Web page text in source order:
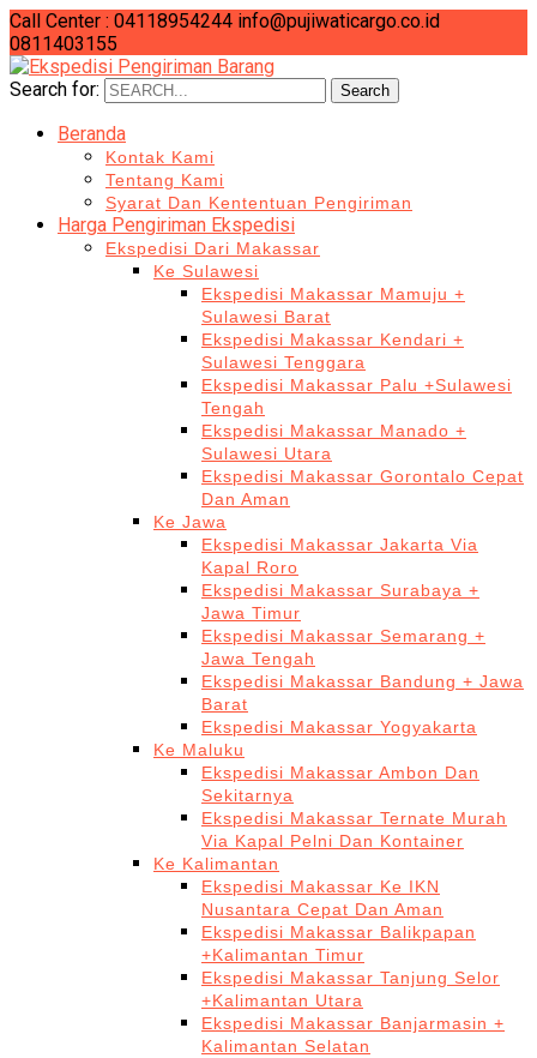
Call Center : 04118954244 info@pujiwaticargo.co.id
0811403155
Search for:
Search
Beranda
Kontak Kami
Tentang Kami
Syarat Dan Kententuan Pengiriman
Harga Pengiriman Ekspedisi
Ekspedisi Dari Makassar
Ke Sulawesi
Ekspedisi Makassar Mamuju +
Sulawesi Barat
Ekspedisi Makassar Kendari +
Sulawesi Tenggara
Ekspedisi Makassar Palu +Sulawesi
Tengah
Ekspedisi Makassar Manado +
Sulawesi Utara
Ekspedisi Makassar Gorontalo Cepat
Dan Aman
Ke Jawa
Ekspedisi Makassar Jakarta Via
Kapal Roro
Ekspedisi Makassar Surabaya +
Jawa Timur
Ekspedisi Makassar Semarang +
Jawa Tengah
Ekspedisi Makassar Bandung + Jawa
Barat
Ekspedisi Makassar Yogyakarta
Ke Maluku
Ekspedisi Makassar Ambon Dan
Sekitarnya
Ekspedisi Makassar Ternate Murah
Via Kapal Pelni Dan Kontainer
Ke Kalimantan
Ekspedisi Makassar Ke IKN
Nusantara Cepat Dan Aman
Ekspedisi Makassar Balikpapan
+Kalimantan Timur
Ekspedisi Makassar Tanjung Selor
+Kalimantan Utara
Ekspedisi Makassar Banjarmasin +
Kalimantan Selatan